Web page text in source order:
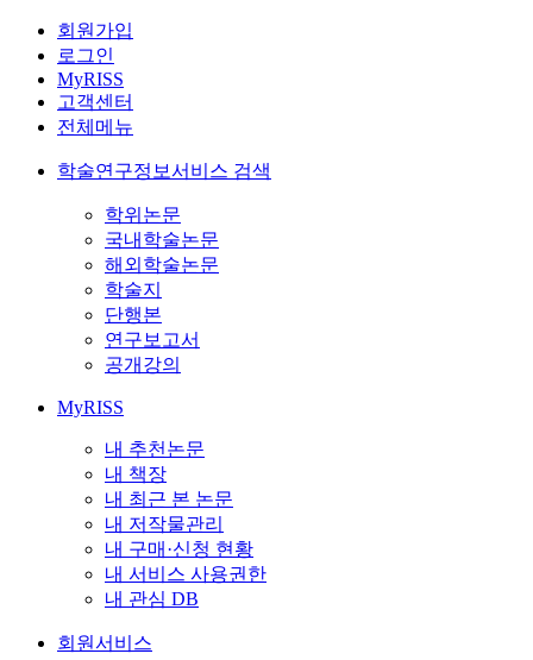
회원가입
로그인
MyRISS
고객센터
전체메뉴
학술연구정보서비스 검색
학위논문
국내학술논문
해외학술논문
학술지
단행본
연구보고서
공개강의
MyRISS
내 추천논문
내 책장
내 최근 본 논문
내 저작물관리
내 구매·신청 현황
내 서비스 사용권한
내 관심 DB
회원서비스